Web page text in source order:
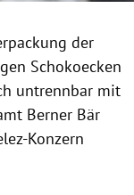
der
Schokoecken
untrennbar mit
Berner Bär
Konzern